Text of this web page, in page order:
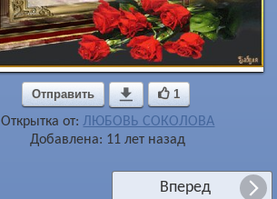
Отправить  1
Открытка от:ЛЮБОВЬ СОКОЛОВА
Добавлена: 11 лет назад
Вперед